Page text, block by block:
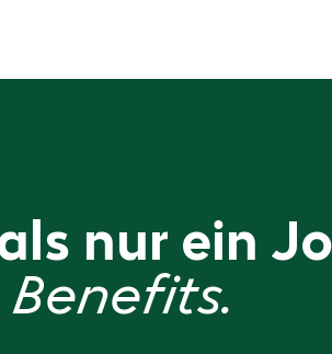
nur ein